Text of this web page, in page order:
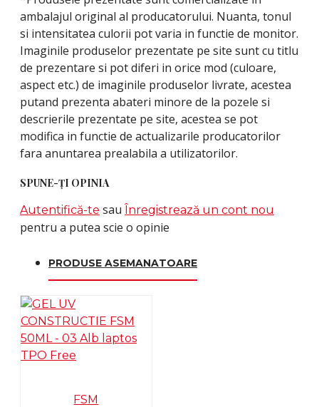
ambalajul original al producatorului. Nuanta, tonul
si intensitatea culorii pot varia in functie de monitor.
Imaginile produselor prezentate pe site sunt cu titlu
de prezentare si pot diferi in orice mod (culoare,
aspect etc.) de imaginile produselor livrate, acestea
putand prezenta abateri minore de la pozele si
descrierile prezentate pe site, acestea se pot
modifica in functie de actualizarile producatorilor
fara anuntarea prealabila a utilizatorilor.
SPUNE-ŢI OPINIA
Autentifică-te sau Înregistrează un cont nou
pentru a putea scie o opinie
PRODUSE ASEMANATOARE
FSM